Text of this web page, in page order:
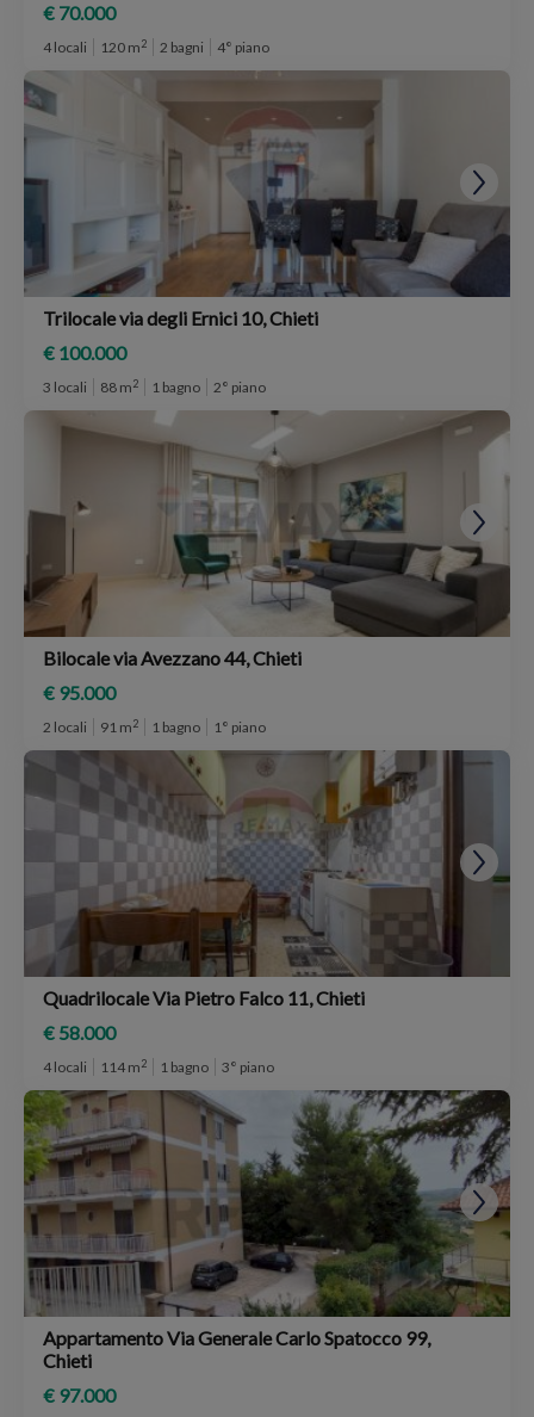
€ 70.000
4 locali 120 m2 2 bagni 4° piano
Trilocale via degli Ernici 10, Chieti
€ 100.000
3 locali 88 m2 1 bagno 2° piano
Bilocale via Avezzano 44, Chieti
€ 95.000
2 locali 91 m2 1 bagno 1° piano
Quadrilocale Via Pietro Falco 11, Chieti
€ 58.000
4 locali 114 m2 1 bagno 3° piano
Appartamento Via Generale Carlo Spatocco 99,
Chieti
€ 97.000